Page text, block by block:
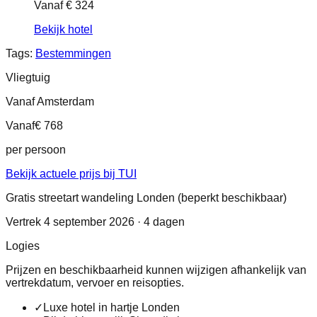
Vanaf€ 324
Bekijk hotel
Tags: Bestemmingen
Vliegtuig
Vanaf Amsterdam
Vanaf€ 768
per persoon
Bekijk actuele prijs bij TUI
Gratis streetart wandeling Londen (beperkt beschikbaar)
Vertrek 4 september 2026 · 4 dagen
Logies
Prijzen en beschikbaarheid kunnen wijzigen afhankelijk van
vertrekdatum, vervoer en reisopties.
✓ Luxe hotel in hartje Londen